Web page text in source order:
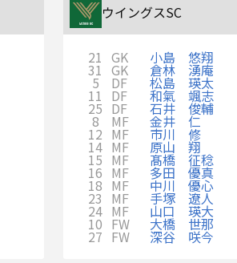
ウイングスSC
21 GK 小島 悠翔
31 GK 倉林 湧庵
5 DF 松島 瑛太
11 DF 和氣 颯志
25 DF 石井 俊輔
8 MF 金井 仁
12 MF 市川 修
14 MF 原山 翔
15 MF 髙橋 征稔
16 MF 多田 優真
18 MF 中川 優心
23 MF 手塚 遼人
24 MF 山口 瑛大
10 FW 大橋 世那
27 FW 深谷 咲今